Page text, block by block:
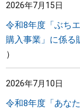
2026年7月15日
令和8年度「ぶち
購入事業」に係る
2026年7月10日
令和8年度「あな